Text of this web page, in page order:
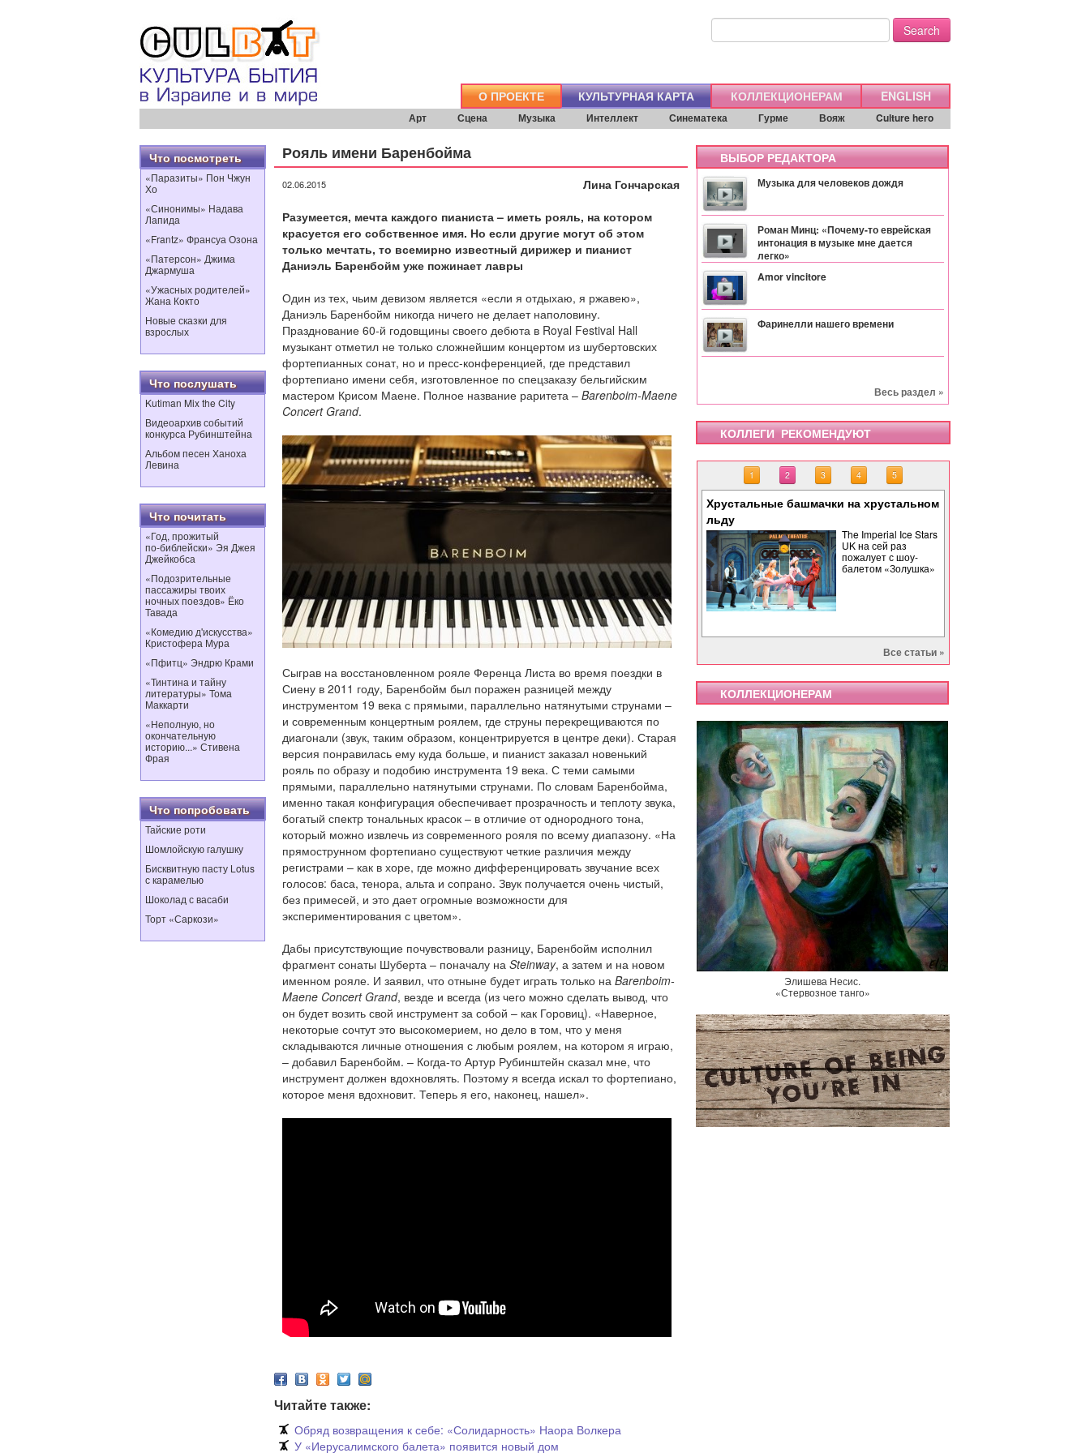
Search
О ПРОЕКТЕ КУЛЬТУРНАЯ КАРТА КОЛЛЕКЦИОНЕРАМ ENGLISH
Арт Сцена Музыка Интеллект Синематека Гурме Вояж Culture hero
Что посмотреть
«Паразиты» Пон Чжун
Хо
«Синонимы» Надава
Лапида
«Frantz» Франсуа Озона
«Патерсон» Джима
Джармуша
«Ужасных родителей»
Жана Кокто
Новые сказки для
взрослых
Что послушать
Kutiman Mix the City
Видеоархив событий
конкурса Рубинштейна
Альбом песен Ханоха
Левина
Что почитать
«Год, прожитый
по‑библейски» Эя Джея
Джейкобса
«Подозрительные
пассажиры твоих
ночных поездов» Ёко
Тавада
«Комедию д'искусства»
Кристофера Мура
«Пфитц» Эндрю Крами
«Тинтина и тайну
литературы» Тома
Маккарти
«Неполную, но
окончательную
историю...» Стивена
Фрая
Что попробовать
Тайские роти
Шомлойскую галушку
Бисквитную пасту Lotus
с карамелью
Шоколад с васаби
Торт «Саркози»
Рояль имени Баренбойма
02.06.2015
Лина Гончарская
Разумеется, мечта каждого пианиста – иметь рояль, на котором
красуется его собственное имя. Но если другие могут об этом
только мечтать, то всемирно известный дирижер и пианист
Даниэль Баренбойм уже пожинает лавры
Один из тех, чьим девизом является «если я отдыхаю, я ржавею»,
Даниэль Баренбойм никогда ничего не делает наполовину.
Празднование 60-й годовщины своего дебюта в Royal Festival Hall
музыкант отметил не только сложнейшим концертом из шубертовских
фортепианных сонат, но и пресс-конференцией, где представил
фортепиано имени себя, изготовленное по спецзаказу бельгийским
мастером Крисом Маене. Полное название раритета – Barenboim-Maene
Concert Grand.
Сыграв на восстановленном рояле Ференца Листа во время поездки в
Сиену в 2011 году, Баренбойм был поражен разницей между
инструментом 19 века с прямыми, параллельно натянутыми струнами –
и современным концертным роялем, где струны перекрещиваются по
диагонали (звук, таким образом, концентрируется в центре деки). Старая
версия понравилась ему куда больше, и пианист заказал новенький
рояль по образу и подобию инструмента 19 века. С теми самыми
прямыми, параллельно натянутыми струнами. По словам Баренбойма,
именно такая конфигурация обеспечивает прозрачность и теплоту звука,
богатый спектр тональных красок – в отличие от однородного тона,
который можно извлечь из современного рояля по всему диапазону. «На
прямострунном фортепиано существуют четкие различия между
регистрами – как в хоре, где можно дифференцировать звучание всех
голосов: баса, тенора, альта и сопрано. Звук получается очень чистый,
без примесей, и это дает огромные возможности для
экспериментирования с цветом».
Дабы присутствующие почувствовали разницу, Баренбойм исполнил
фрагмент сонаты Шуберта – поначалу на Steinway, а затем и на новом
именном рояле. И заявил, что отныне будет играть только на Barenboim-
Maene Concert Grand, везде и всегда (из чего можно сделать вывод, что
он будет возить свой инструмент за собой – как Горовиц). «Наверное,
некоторые сочтут это высокомерием, но дело в том, что у меня
складываются личные отношения с любым роялем, на котором я играю,
– добавил Баренбойм. – Когда-то Артур Рубинштейн сказал мне, что
инструмент должен вдохновлять. Поэтому я всегда искал то фортепиано,
которое меня вдохновит. Теперь я его, наконец, нашел».
Читайте также:
Обряд возвращения к себе: «Солидарность» Наора Волкера
У «Иерусалимского балета» появится новый дом
ВЫБОР РЕДАКТОРА
Музыка для человеков дождя
Роман Минц: «Почему-то еврейская
интонация в музыке мне дается
легко»
Amor vincitore
Фаринелли нашего времени
Весь раздел »
КОЛЛЕГИ РЕКОМЕНДУЮТ
1 2 3 4 5
Хрустальные башмачки на хрустальном
льду
The Imperial Ice Stars
UK на сей раз
пожалует с шоу-
балетом «Золушка»
Все статьи »
КОЛЛЕКЦИОНЕРАМ
Элишева Несис.
«Стервозное танго»